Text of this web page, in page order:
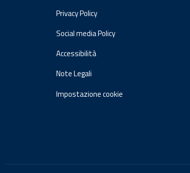
Privacy Policy
Social media Policy
Accessibilità
Note Legali
Impostazione cookie